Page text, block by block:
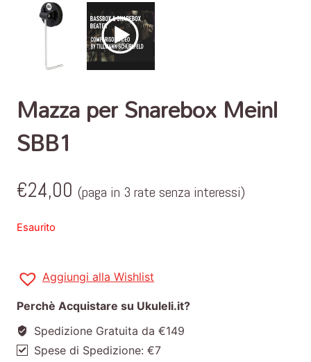
Mazza per Snarebox Meinl
SBB1
€24,00 (paga in 3 rate senza interessi)
Esaurito
Aggiungi alla Wishlist
Perchè Acquistare su Ukuleli.it?
Spedizione Gratuita da €149
Spese di Spedizione: €7